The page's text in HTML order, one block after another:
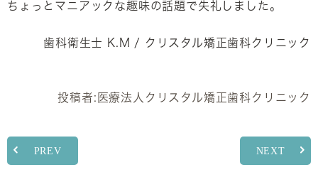
ちょっとマニアックな趣味の話題で失礼しました。
歯科衛生士 K.M / クリスタル矯正歯科クリニック
投稿者: 医療法人クリスタル矯正歯科クリニック
PREV NEXT